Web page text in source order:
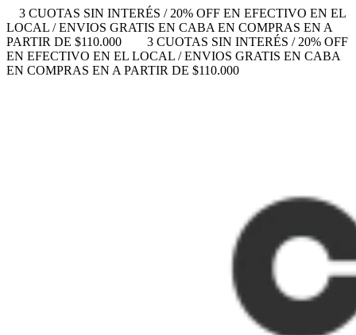
3 CUOTAS SIN INTERÉS / 20% OFF EN EFECTIVO EN EL
LOCAL / ENVIOS GRATIS EN CABA EN COMPRAS EN A
PARTIR DE $110.000
3 CUOTAS SIN INTERÉS / 20% OFF
EN EFECTIVO EN EL LOCAL / ENVIOS GRATIS EN CABA
EN COMPRAS EN A PARTIR DE $110.000